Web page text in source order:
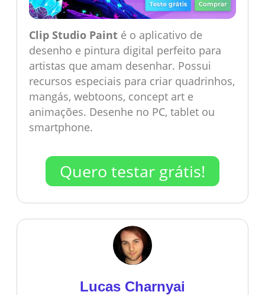
Clip Studio Paint é o aplicativo de
desenho e pintura digital perfeito para
artistas que amam desenhar. Possui
recursos especiais para criar quadrinhos,
mangás, webtoons, concept art e
animações. Desenhe no PC, tablet ou
smartphone.
Quero testar grátis!
Lucas Charnyai